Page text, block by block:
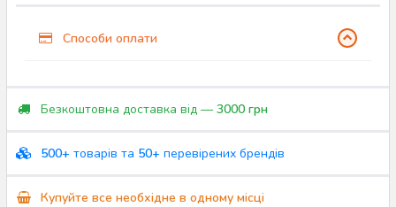
Способи оплати
Безкоштовна доставка від — 3000 грн
500+ товарів та 50+ перевірених брендів
Купуйте все необхідне в одному місці